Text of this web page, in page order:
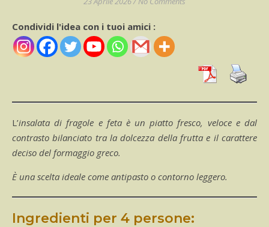
Condividi l'idea con i tuoi amici :
L’insalata di fragole e feta è un piatto fresco, veloce e dal
contrasto bilanciato tra la dolcezza della frutta e il carattere
deciso del formaggio greco.
È una scelta ideale come antipasto o contorno leggero.
Ingredienti per 4 persone: